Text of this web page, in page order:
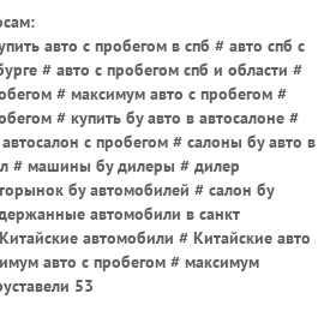
авто с пробегом в спб # авто спб с
# авто с пробегом спб и области #
# максимум авто с пробегом #
# купить бу авто в автосалоне #
с пробегом # салоны бу авто в
# машины бу дилеры # дилер
бу автомобилей # салон бу
автомобили в санкт
автомобили # Китайские авто
авто с пробегом # максимум
53